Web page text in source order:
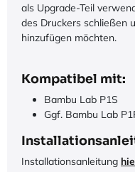
als Upgrade-Teil
des Druckers schließen
hinzufügen möchten.
Kompatibel mit:
Bambu Lab P1S
Ggf. Bambu Lab
Installationsanleitung